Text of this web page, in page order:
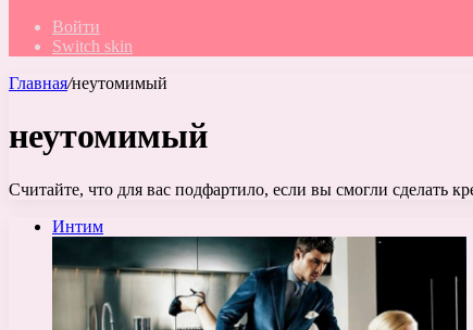
Войти
Switch skin
Главная/неутомимый
неутомимый
Считайте, что для вас подфартило, если вы смогли сделать
Интим